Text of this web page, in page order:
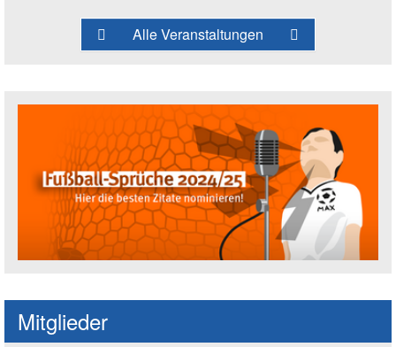
Alle Veranstaltungen
Fußballspruch des Jahres: Spruch
Mitglieder